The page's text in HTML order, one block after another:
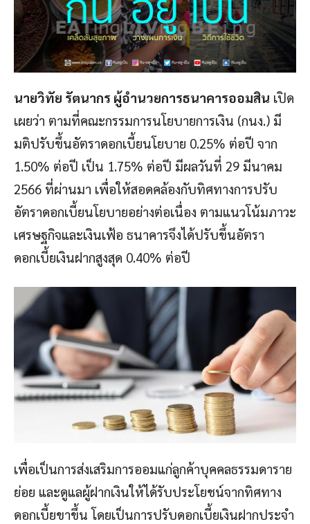
นายวิทัย รัตนากร ผู้อำนวยการธนาคารออมสิน เปิด
เผยว่า ตามที่คณะกรรมการนโยบายการเงิน (กนง.) มี
มติปรับขึ้นอัตราดอกเบี้ยนโยบาย 0.25% ต่อปี จาก
1.50% ต่อปี เป็น 1.75% ต่อปี มีผลวันที่ 29 มีนาคม
2566 ที่ผ่านมา เพื่อให้สอดคล้องกับทิศทางการปรับ
อัตราดอกเบี้ยนโยบายอย่างต่อเนื่อง ตามแนวโน้มภาวะ
เศรษฐกิจและเงินเฟ้อ ธนาคารจึงได้ปรับขึ้นอัตรา
ดอกเบี้ยเงินฝากสูงสุด 0.40% ต่อปี
เพื่อเป็นการส่งเสริมการออมแก่ลูกค้าบุคคลธรรมดาราย
ย่อย และดูแลผู้ฝากเงินให้ได้รับประโยชน์จากทิศทาง
ดอกเบี้ยขาขึ้น โดยเป็นการปรับดอกเบี้ยเงินฝากประจำ